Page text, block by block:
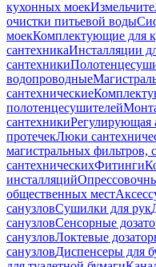
кухонных моек
очистки питьевой воды
моекКомплектующие для
сантехникаИнсталляции
сантехники
водопроводные
сантехнические
полотенцесушителей
сантехникиРегулирующая
протечекЛюки
магистральных фильтров,
сантехническихФитинги
инсталляций
общественных мест
санузловСушилки для рук
санузловСенсорные
санузловЛоктевые
санузловДиспенсеры для